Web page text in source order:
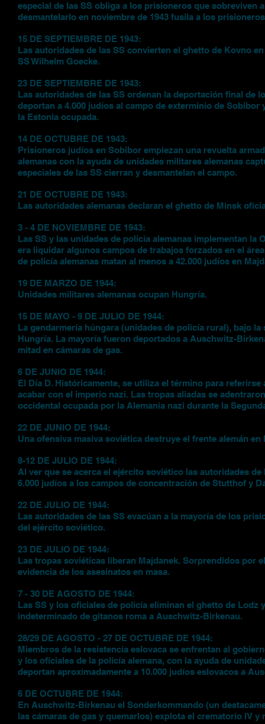
especial de las SS obliga a los prisioneros que sobreviven
desmantelarlo en noviembre de 1943 fusila a los
15 DE SEPTIEMBRE DE 1943:
Las autoridades de las SS convierten el ghetto de Kovno
SS Wilhelm Goecke.
23 DE SEPTIEMBRE DE 1943:
Las autoridades de las SS ordenan la deportación final de
deportan a 4.000 judíos al campo de exterminio de
la Estonia ocupada.
14 DE OCTUBRE DE 1943:
Prisioneros judíos en Sobibor empiezan una revuelta
alemanas con la ayuda de unidades militares alemanas
especiales de las SS cierran y desmantelan el campo.
21 DE OCTUBRE DE 1943:
Las autoridades alemanas declaran el ghetto de Minsk
3 - 4 DE NOVIEMBRE DE 1943:
Las SS y las unidades de policía alemanas implementan la
era liquidar algunos campos de trabajos forzados en el
de policía alemanas matan al menos a 42.000 judíos en
19 DE MARZO DE 1944:
Unidades militares alemanas ocupan Hungría.
15 DE MAYO - 9 DE JULIO DE 1944:
La gendarmería húngara (unidades de policía rural), bajo
Hungría. La mayoría fueron deportados a Auschwitz-
mitad en cámaras de gas.
6 DE JUNIO DE 1944:
El Día D. Históricamente, se utiliza el término para
acabar con el imperio nazi. Las tropas aliadas se
occidental ocupada por la Alemania nazi durante la
22 DE JUNIO DE 1944:
Una ofensiva masiva soviética destruye el frente alemán en
8-12 DE JULIO DE 1944:
Al ver que se acerca el ejército soviético las autoridades
6.000 judíos a los campos de concentración de Stutthof y
22 DE JULIO DE 1944:
Las autoridades de las SS evacúan a la mayoría de los
del ejército soviético.
23 DE JULIO DE 1944:
Las tropas soviéticas liberan Majdanek. Sorprendidos por
evidencia de los asesinatos en masa.
7 - 30 DE AGOSTO DE 1944:
Las SS y los oficiales de policía eliminan el ghetto de Lodz
indeterminado de gitanos roma a Auschwitz-Birkenau.
28/29 DE AGOSTO - 27 DE OCTUBRE DE 1944:
Miembros de la resistencia eslovaca se enfrentan al
y los oficiales de la policía alemana, con la ayuda de
deportan aproximadamente a 10.000 judíos eslovacos a
6 DE OCTUBRE DE 1944:
En Auschwitz-Birkenau el Sonderkommando (un
las cámaras de gas y quemarlos) explota el crematorio IV